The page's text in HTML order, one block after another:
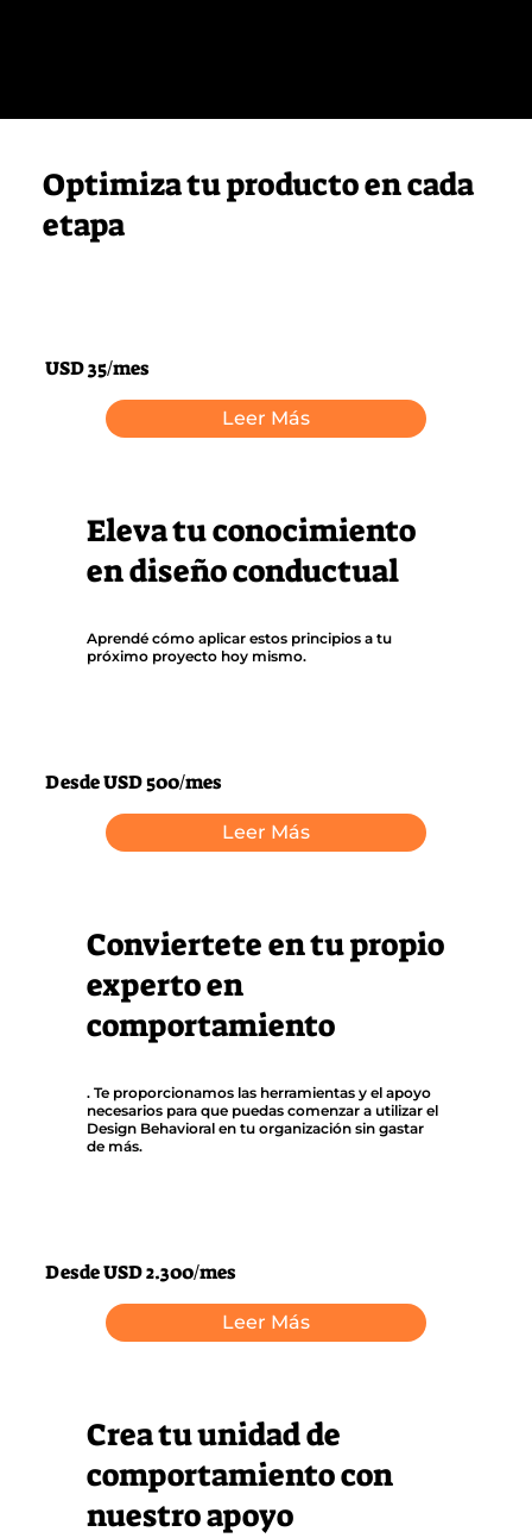
Eleva tu conocimiento
en diseño conductual
Aprendé cómo aplicar estos principios a tu
próximo proyecto hoy mismo.
USD 35/mes
Leer Más
Conviertete en tu propio
experto en
comportamiento
. Te proporcionamos las herramientas y el apoyo
necesarios para que puedas comenzar a utilizar el
Design Behavioral en tu organización sin gastar
de más.
Desde USD 500/mes
Leer Más
Crea tu unidad de
comportamiento con
nuestro apoyo
Desde USD 2.300/mes
Leer Más
Optimiza tu producto en cada
etapa